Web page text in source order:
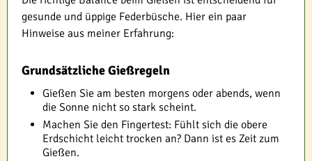
gesunde und üppige Federbüsche. Hier ein paar
Hinweise aus meiner Erfahrung:
Grundsätzliche Gießregeln
Gießen Sie am besten morgens oder abends, wenn
die Sonne nicht so stark scheint.
Machen Sie den Fingertest: Fühlt sich die obere
Erdschicht leicht trocken an? Dann ist es Zeit zum
Gießen.